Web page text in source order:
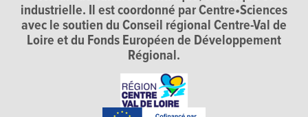
industrielle. Il est coordonné par Centre•Sciences
avec le soutien du Conseil régional Centre-Val de
Loire et du Fonds Européen de Développement
Régional.